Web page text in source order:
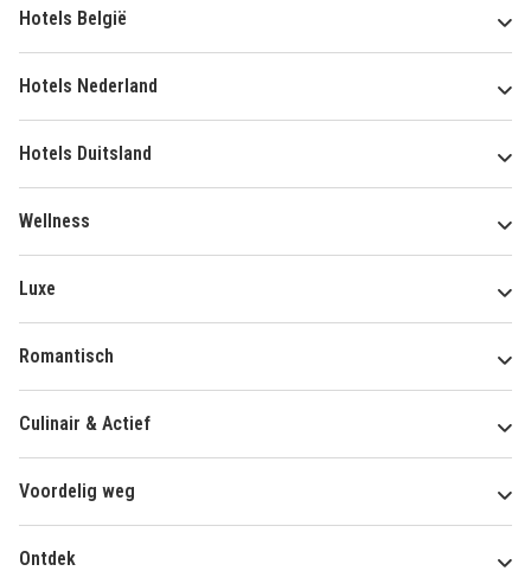
Hotels België
Hotels Nederland
Hotels Duitsland
Wellness
Luxe
Romantisch
Culinair & Actief
Voordelig weg
Ontdek